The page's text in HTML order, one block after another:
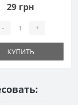
29 грн
- +
КУПИТЬ